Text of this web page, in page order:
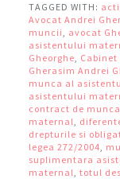
TAGGED WITH:
Avocat Andrei
muncii, avocat
asistentului
Gheorghe,
Gherasim Andrei
munca al
asistentului
contract de
maternal,
drepturile si
legea 272/2004,
suplimentara
maternal, totul